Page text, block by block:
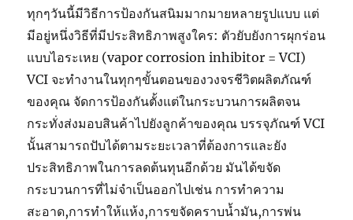
ทุกๆวันนี้มีวิธีการป้องกันสนิมมากมายหลายรูปแบบ แต่
มีอยู่หนึ่งวิธีที่มีประสิทธิภาพสูงใคร: ตัวยับยังการผุกร่อน
แบบไอระเหย (vapor corrosion inhibitor = VCI)
VCI จะทำงานในทุกๆขั้นตอนของวงจรชีวิตผลิตภัณฑ์
ของคุณ จัดการป้องกันตั้งแต่ในกระบวนการผลิตจน
กระทั่งส่งมอบสินค้าไปยังลูกค้าของคุณ บรรจุภัณฑ์ VCI
นั้นสามารถปับได้ตามระยะเวลาที่ต้องการและยัง
ประสิทธิภาพในการลดต้นทุนอีกด้วย มันได้ขจัด
กระบวนการที่ไม่จำเป็นออกไปเช่น การทำความ
สะอาด,การทำให้แห้ง,การขจัดคราบน้ำมัน,การพ่น